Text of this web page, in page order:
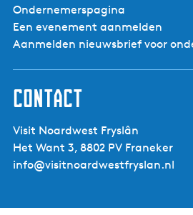
Ondernemerspagina
Een evenement aanmelden
Aanmelden nieuwsbrief voor
Contact
Visit Noardwest Fryslân
Het Want 3, 8802 PV Franeker
info@visitnoardwestfryslan.nl